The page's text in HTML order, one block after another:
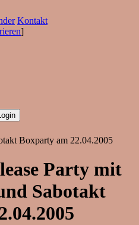
Kontakt
]
Boxparty am 22.04.2005
Party mit
Sabotakt